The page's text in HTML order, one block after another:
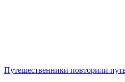
Путешественники повторили